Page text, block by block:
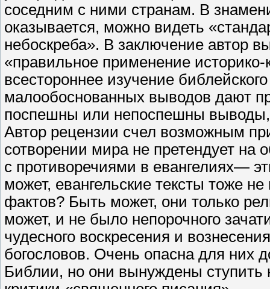
соседним с ними странам. В
оказывается, можно видеть
небоскреба». В заключение автор
«правильное применение историко-
всестороннее изучение
малообоснованных выводов дают
поспешны или непоспешны
Автор рецензии счел возможным
сотворении мира не претендует на
с противоречиями в евангелиях—
может, евангельские тексты тоже
фактов? Быть может, они только
может, и не было непорочного
чудесного воскресения и
богословов. Очень опасна для них
Библии, но они вынуждены ступить